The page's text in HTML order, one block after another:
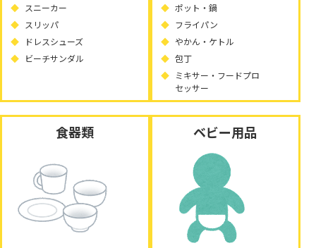
スニーカー
スリッパ
ドレスシューズ
ビーチサンダル
ポット・鍋
フライパン
やかん・ケトル
包丁
ミキサー・フードプロ
セッサー
食器類 ベビー用品